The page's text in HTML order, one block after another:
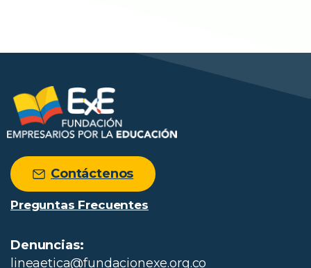
Contáctenos
Preguntas Frecuentes
Denuncias:
lineaetica@fundacionexe.org.co